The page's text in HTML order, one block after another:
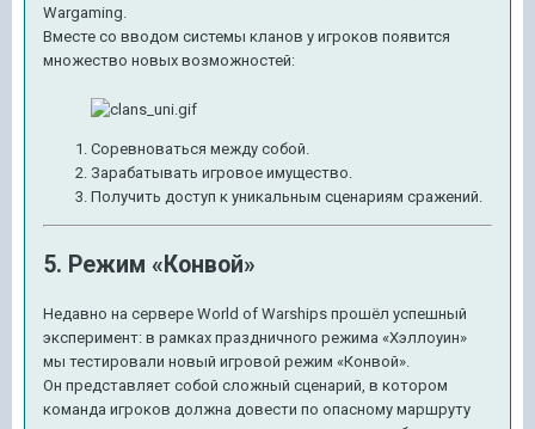
Wargaming.
Вместе со вводом системы кланов у игроков появится
множество новых возможностей:
Соревноваться между собой.
Зарабатывать игровое имущество.
Получить доступ к уникальным сценариям сражений.
5. Режим «Конвой»
Недавно на сервере World of Warships прошёл успешный
эксперимент: в рамках праздничного режима «Хэллоуин»
мы тестировали новый игровой режим «Конвой».
Он представляет собой сложный сценарий, в котором
команда игроков должна довести по опасному маршруту